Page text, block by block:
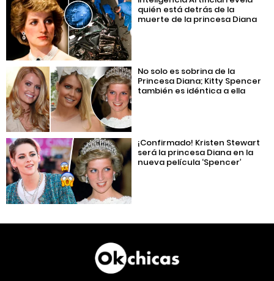
quién está detrás de la
muerte de la princesa Diana
No solo es sobrina de la
Princesa Diana; Kitty Spencer
también es idéntica a ella
¡Confirmado! Kristen Stewart
será la princesa Diana en la
nueva película ‘Spencer’